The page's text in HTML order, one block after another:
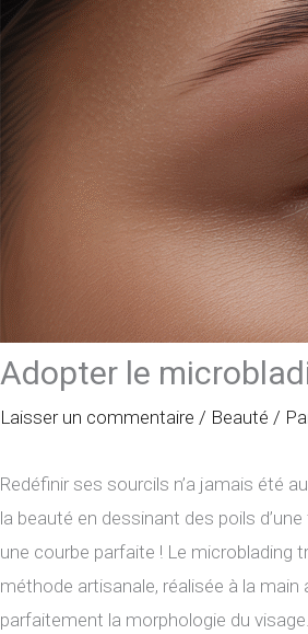
Adopter le
Laisser un commentaire / Beauté /
Redéfinir ses sourcils n’a jamais été
la beauté en dessinant des poils
une courbe parfaite ! Le microblading
méthode artisanale, réalisée à la
parfaitement la morphologie du